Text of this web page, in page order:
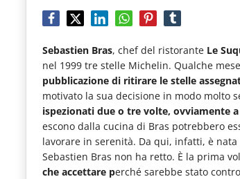
con
quotidiani
su
temi
come
ospitalità,
ristorazione,
Sebastien Bras, chef del ristorante Le
nel 1999 tre stelle Michelin. Qualche
pubblicazione di ritirare le stelle
motivato la sua decisione in modo molto
ispezionati due o tre volte, ovviamente
escono dalla cucina di Bras potrebbero
lavorare in serenità. Da qui, infatti, è
Sebastien Bras non ha retto. È la prima
che accettare perché sarebbe stato